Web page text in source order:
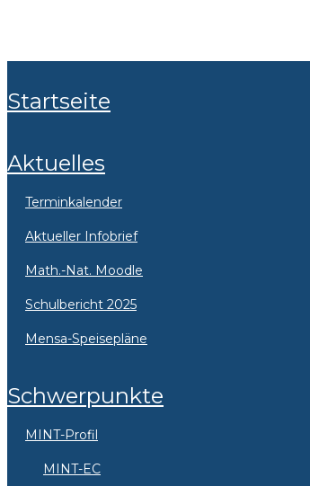
Startseite
Aktuelles
Terminkalender
Aktueller Infobrief
Math.-Nat. Moodle
Schulbericht 2025
Mensa-Speisepläne
Schwerpunkte
MINT-Profil
MINT-EC